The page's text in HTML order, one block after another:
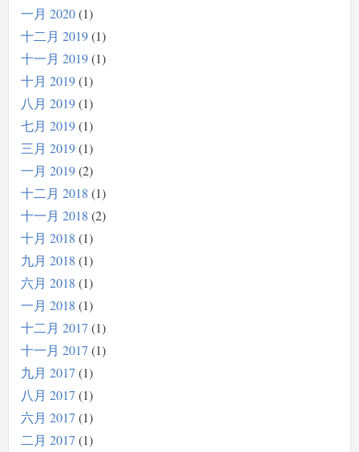
一月 2020 1
十二月 2019 1
十一月 2019 1
十月 2019 1
八月 2019 1
七月 2019 1
三月 2019 1
一月 2019 2
十二月 2018 1
十一月 2018 2
十月 2018 1
九月 2018 1
六月 2018 1
一月 2018 1
十二月 2017 1
十一月 2017 1
九月 2017 1
八月 2017 1
六月 2017 1
二月 2017 1